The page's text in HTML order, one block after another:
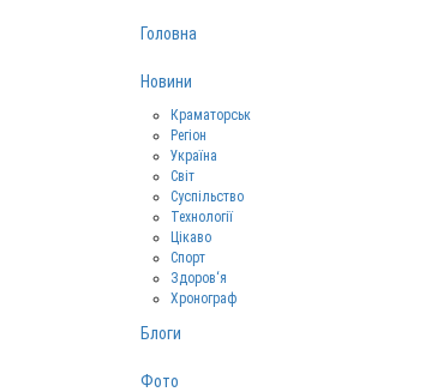
Головна
Новини
Краматорськ
Регіон
Україна
Світ
Суспільство
Технології
Цікаво
Спорт
Здоров‘я
Хронограф
Блоги
Фото